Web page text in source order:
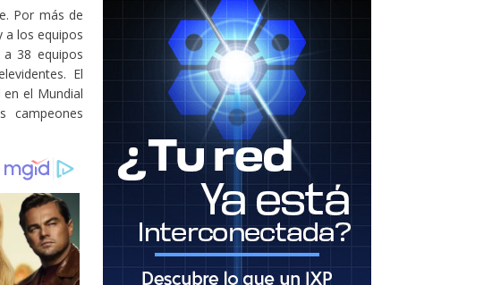
Por más de
a los equipos
38 equipos
El
el Mundial
campeones